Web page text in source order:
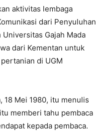
aktivitas lembaga
dari Penyuluhan
Gajah Mada
dari Kementan untuk
di UGM
18 Mei 1980, itu menulis
memberi tahu pembaca
kepada pembaca.